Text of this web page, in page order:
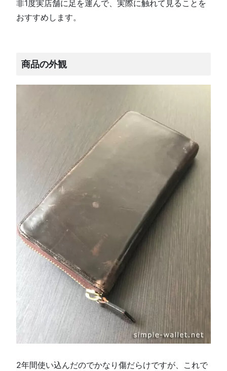
非1度実店舗に足を運んで、実際に触れて見ることを
おすすめします。
商品の外観
2年間使い込んだのでかなり傷だらけですが、これで